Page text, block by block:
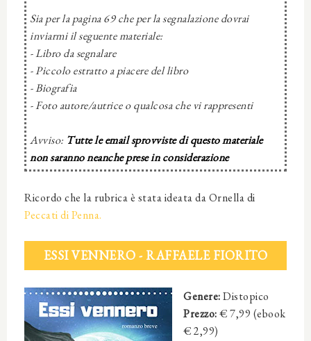
Sia per la pagina 69 che per la segnalazione dovrai
inviarmi il seguente materiale:
- Libro da segnalare
- Piccolo estratto a piacere del libro
- Biografia
- Foto autore/autrice o qualcosa che vi rappresenti
Avviso: Tutte le email sprovviste di questo materiale
non saranno neanche prese in considerazione
Ricordo che la rubrica è stata ideata da Ornella di
Peccati di Penna.
ESSI VENNERO - RAFFAELE FIORITO
Genere:Distopico
Prezzo:€ 7,99 (ebook
€ 2,99)